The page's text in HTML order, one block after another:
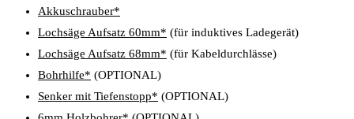
Akkuschrauber*
Lochsäge Aufsatz 60mm* (für induktives Ladegerät)
Lochsäge Aufsatz 68mm* (für Kabeldurchlässe)
Bohrhilfe* (OPTIONAL)
Senker mit Tiefenstopp* (OPTIONAL)